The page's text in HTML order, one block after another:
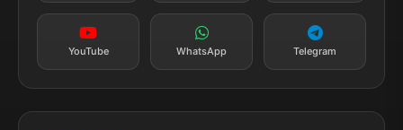
YouTube WhatsApp Telegram